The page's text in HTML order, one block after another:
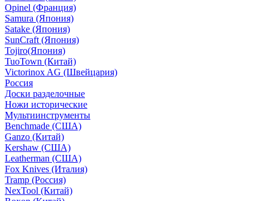
Opinel (Франция)
Samura (Япония)
Satake (Япония)
SunCraft (Япония)
Tojiro(Япония)
TuoTown (Китай)
Victorinox AG (Швейцария)
Россия
Доски разделочные
Ножи исторические
Мультиинструменты
Benchmade (США)
Ganzo (Китай)
Kershaw (США)
Leatherman (США)
Fox Knives (Италия)
Tramp (Россия)
NexTool (Китай)